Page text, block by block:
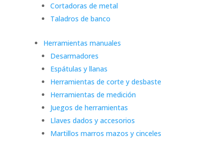
Cortadoras de metal
Taladros de banco
Herramientas manuales
Desarmadores
Espátulas y llanas
Herramientas de corte y desbaste
Herramientas de medición
Juegos de herramientas
Llaves dados y accesorios
Martillos marros mazos y cinceles